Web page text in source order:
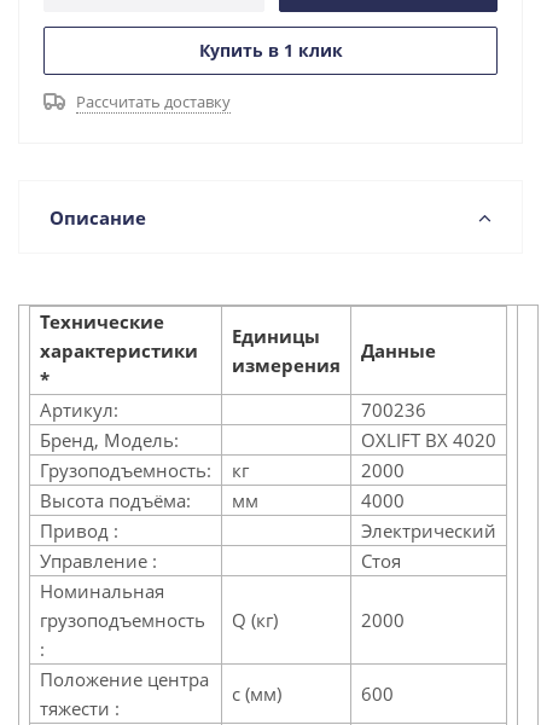
Купить в 1 клик
Рассчитать доставку
Описание
Технические
характеристики
*
Единицы
измерения
Данные
Артикул:
700236
Бренд, Модель:
OXLIFT BX 4020
Грузоподъемность:
кг
2000
Высота подъёма:
мм
4000
Привод :
Электрический
Управление :
Стоя
Номинальная
грузоподъемность
:
Q (кг) 2000
Положение центра
тяжести :
c (мм)
600